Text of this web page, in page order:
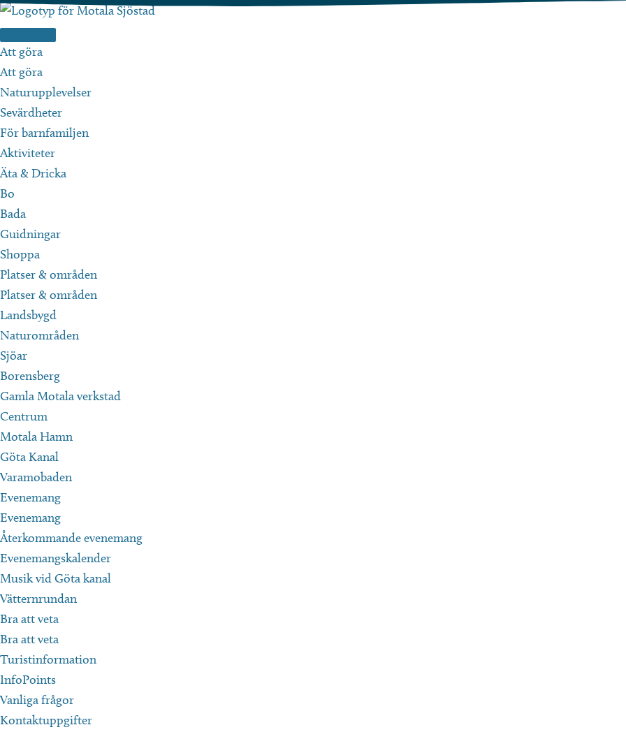
Hoppa
till
innehåll
Att göra
Att göra
Naturupplevelser
Sevärdheter
För barnfamiljen
Aktiviteter
Äta & Dricka
Bo
Bada
Guidningar
Shoppa
Platser & områden
Platser & områden
Landsbygd
Naturområden
Sjöar
Borensberg
Gamla Motala verkstad
Centrum
Motala Hamn
Göta Kanal
Varamobaden
Evenemang
Evenemang
Återkommande evenemang
Evenemangskalender
Musik vid Göta kanal
Vätternrundan
Bra att veta
Bra att veta
Turistinformation
InfoPoints
Vanliga frågor
Kontaktuppgifter